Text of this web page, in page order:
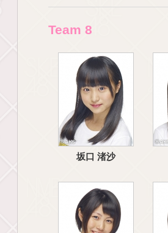
Team 8
坂口 渚沙